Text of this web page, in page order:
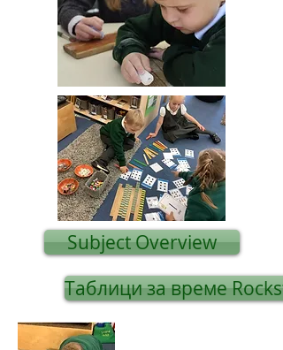
Subject Overview
Таблици за време